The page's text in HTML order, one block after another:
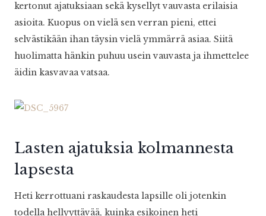
kertonut ajatuksiaan sekä kysellyt vauvasta erilaisia
asioita. Kuopus on vielä sen verran pieni, ettei
selvästikään ihan täysin vielä ymmärrä asiaa. Siitä
huolimatta hänkin puhuu usein vauvasta ja ihmettelee
äidin kasvavaa vatsaa.
Lasten ajatuksia kolmannesta
lapsesta
Heti kerrottuani raskaudesta lapsille oli jotenkin
todella hellyyttävää, kuinka esikoinen heti